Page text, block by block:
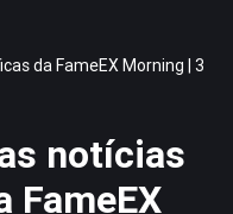
da FameEX Morning | 3
notícias
FameEX